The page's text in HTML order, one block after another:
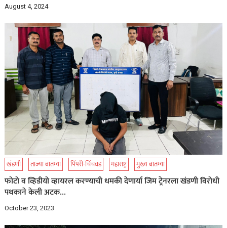
August 4, 2024
खंडणी ताज्या बातम्या पिंपरी-चिंचवड महाराष्ट्र मुख्य बातम्या
फोटो व व्हिडीयो व्हायरल करण्याची धमकी देणार्या जिम ट्रेनरला खंडणी विरोधी
पथकाने केली अटक…
October 23, 2023